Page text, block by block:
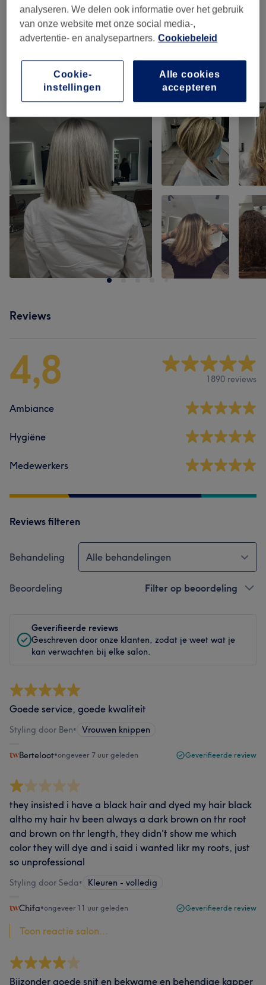
Kleuren En Haarverzorging (8) vanaf €49
Haarwellness (3 ) vanaf €42
Ons werk
Klik op de afbeelding voor meer details
Reviews
4,8 1890 reviews
Ambiance
Hygiëne
Medewerkers
Reviews filteren
Behandeling Alle behandelingen
Beoordeling Filter op beoordeling
Geverifieerde reviews
Geschreven door onze klanten, zodat je weet wat je
kan verwachten bij elke salon.
Goede service, goede kwaliteit
Styling door Ben• Vrouwen knippen
Berteloot•ongeveer 7 uur geleden Geverifieerde review
they insisted i have a black hair and dyed my hair black
altho my hair hv been always a dark brown on thr root
and brown on thr length, they didn't show me which
color they will dye and i said i wanted likr my roots, just
so unprofessional
Styling door Seda• Kleuren - volledig
Chifa•ongeveer 11 uur geleden Geverifieerde review
Toon reactie salon...
Bijzonder goede snit en bekwame en behendige kapper
analyseren. We delen ook informatie over het gebruik
van onze website met onze social media-,
advertentie- en analysepartners. Cookiebeleid
Alle cookies
accepteren
Cookie-
instellingen